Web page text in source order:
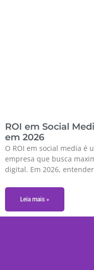
ROI em Social
em 2026
O ROI em social media é
empresa que busca
digital. Em 2026,
Leia mais »